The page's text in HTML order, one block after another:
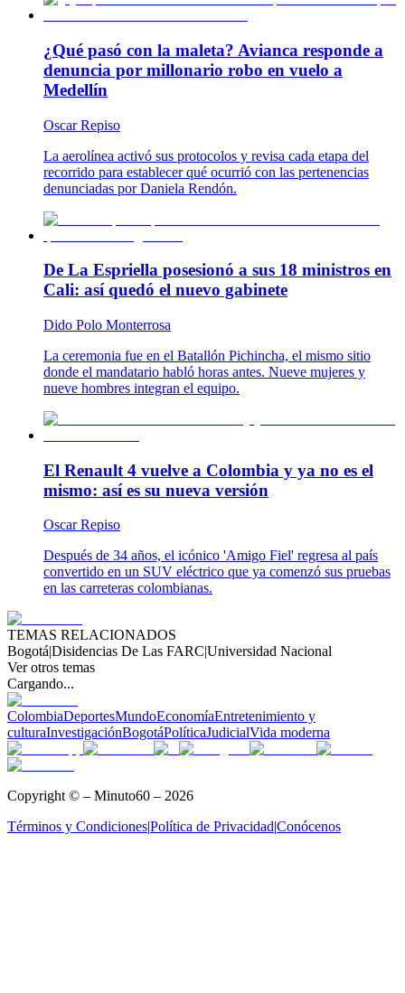
¿Qué pasó con la maleta? Avianca responde a
denuncia por millonario robo en vuelo a
Medellín
Oscar Repiso
La aerolínea activó sus protocolos y revisa cada etapa del
recorrido para establecer qué ocurrió con las pertenencias
denunciadas por Daniela Rendón.
De La Espriella posesionó a sus 18 ministros en
Cali: así quedó el nuevo gabinete
Dido Polo Monterrosa
La ceremonia fue en el Batallón Pichincha, el mismo sitio
donde el mandatario habló horas antes. Nueve mujeres y
nueve hombres integran el equipo.
El Renault 4 vuelve a Colombia y ya no es el
mismo: así es su nueva versión
Oscar Repiso
Después de 34 años, el icónico 'Amigo Fiel' regresa al país
convertido en un SUV eléctrico que ya comenzó sus pruebas
en las carreteras colombianas.
TEMAS RELACIONADOS
Bogotá|Disidencias De Las FARC|Universidad Nacional
Ver otros temas
Cargando...
ColombiaDeportesMundoEconomíaEntretenimiento y
culturaInvestigaciónBogotáPolíticaJudicialVida moderna
Copyright © – Minuto60 – 2026
Términos y Condiciones|Política de Privacidad|Conócenos